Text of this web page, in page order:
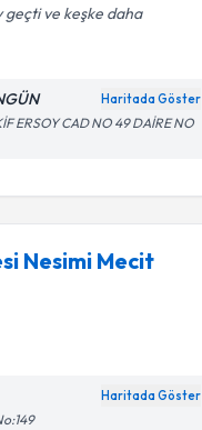
geçti ve keşke daha
Haritada Göster
ERSOY CAD NO 49 DAİRE NO
Nesimi Mecit
Haritada Göster